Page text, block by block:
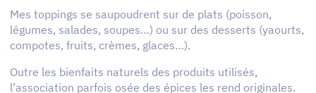
Mes toppings se saupoudrent sur de plats (poisson,
légumes, salades, soupes…) ou sur des desserts (yaourts,
compotes, fruits, crèmes, glaces…).
Outre les bienfaits naturels des produits utilisés,
l’association parfois osée des épices les rend originales.